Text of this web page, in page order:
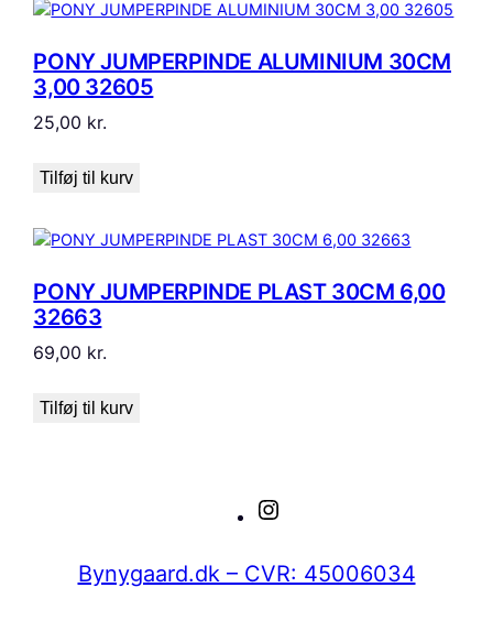
PONY JUMPERPINDE ALUMINIUM 30CM
3,00 32605
25,00 kr.
Tilføj til kurv
PONY JUMPERPINDE PLAST 30CM 6,00
32663
69,00 kr.
Tilføj til kurv
Bynygaard.dk – CVR: 45006034